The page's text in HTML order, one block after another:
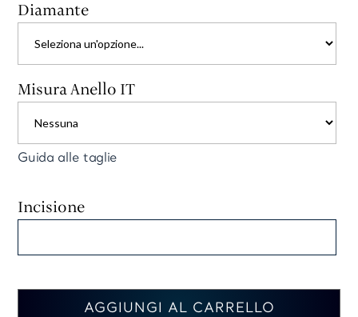
Diamante
Misura Anello IT
Guida alle taglie
Incisione
AGGIUNGI AL CARRELLO